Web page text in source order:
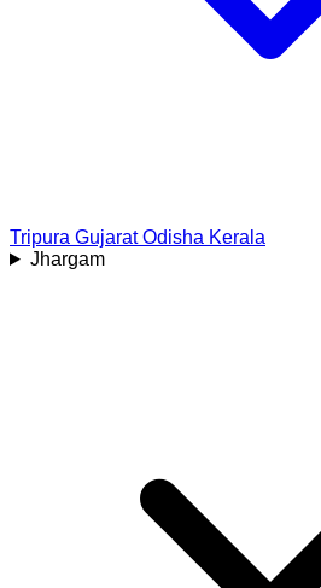
Tripura Gujarat Odisha Kerala
Jhargam